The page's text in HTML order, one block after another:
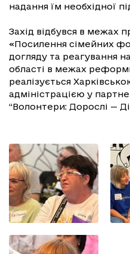
надання їм необхідної
Захід відбувся в межах
«Посилення сімейних
догляду та реагування
області в межах
реалізується
адміністрацією у
“Волонтери: Дорослі —